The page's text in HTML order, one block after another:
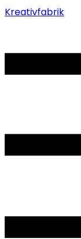
Kreativfabrik